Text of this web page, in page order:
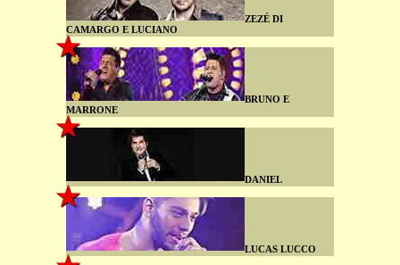
ZEZÉ DI
CAMARGO E LUCIANO
BRUNO E
MARRONE
DANIEL
LUCAS LUCCO